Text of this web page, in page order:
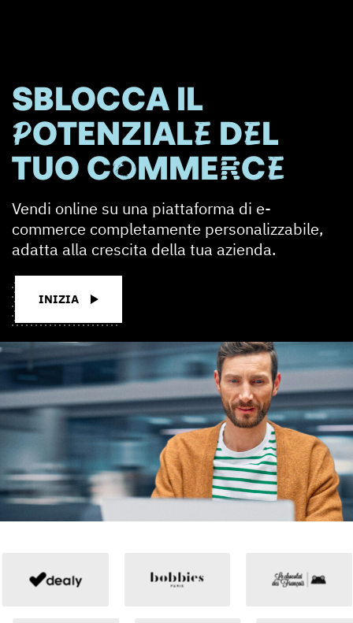
SBLOCCA IL
POTENZIALE DEL
TUO COMMERCE
Vendi online su una piattaforma di e-
commerce completamente personalizzabile,
adatta alla crescita della tua azienda.
INIZIA